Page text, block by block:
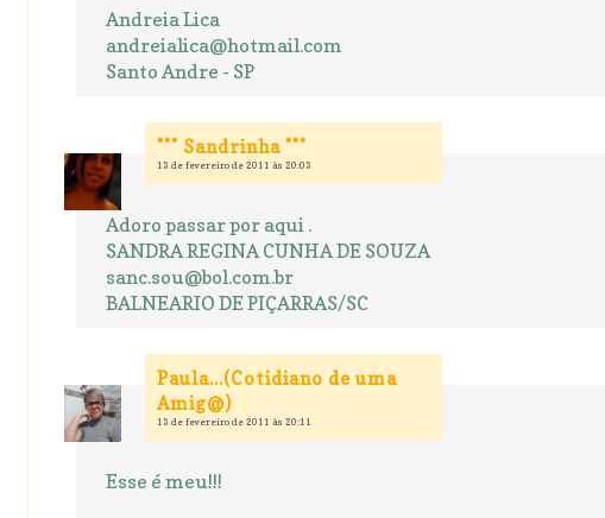
Andreia Lica
andreialica@hotmail.com
Santo Andre - SP
*** Sandrinha ***
13 de fevereiro de 2011 às 20:03
Adoro passar por aqui .
SANDRA REGINA CUNHA DE SOUZA
sanc.sou@bol.com.br
BALNEARIO DE PIÇARRAS/SC
Paula...(Cotidiano de uma
Amig@)
13 de fevereiro de 2011 às 20:11
Esse é meu!!!